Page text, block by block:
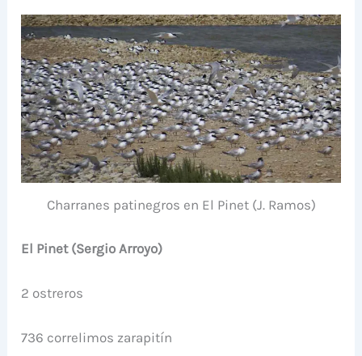
Charranes patinegros en El Pinet (J. Ramos)
El Pinet (Sergio Arroyo)
2 ostreros
736 correlimos zarapitín